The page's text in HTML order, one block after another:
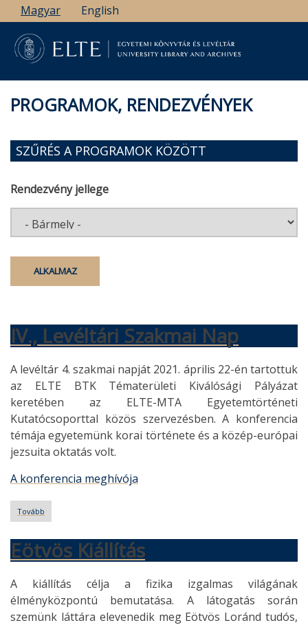
Ugrás
a
tartalomra
Magyar English
PROGRAMOK, RENDEZVÉNYEK
SZŰRÉS A PROGRAMOK KÖZÖTT
Rendezvény jellege
IV., Levéltári Szakmai Nap
A levéltár 4. szakmai napját 2021. április 22-én tartottuk
az ELTE BTK Tématerületi Kiválósági Pályázat
keretében az ELTE-MTA Egyetemtörténeti
Kutatócsoporttal közös szervezésben. A konferencia
témája egyetemünk korai története és a közép-európai
jezsuita oktatás volt.
A konferencia meghívója
Tovább
Levéltári
Nap)
Eötvös Kiállítás
A kiállítás célja a fizika izgalmas világának
élményközpontú bemutatása. A látogatás során
szemünk láttára elevenedik meg Eötvös Loránd tudós,